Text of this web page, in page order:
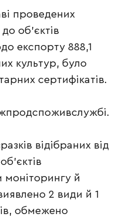
проведених
об’єктів
експорту 888,1
культур, було
сертифікатів.
відібраних від
й
2 види й 1
обмежено